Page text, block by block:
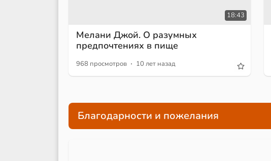
18:43
Мелани Джой. О разумных
предпочтениях в пище
968 просмотров · 10 лет назад
Благодарности и пожелания